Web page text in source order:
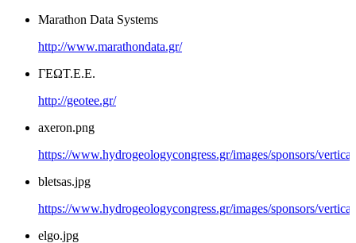
Marathon Data Systems
http://www.marathondata.gr/
ΓΕΩΤ.Ε.Ε.
http://geotee.gr/
axeron.png
https://www.hydrogeologycongress.gr/images/sponsors/
bletsas.jpg
https://www.hydrogeologycongress.gr/images/sponsors/
elgo.jpg